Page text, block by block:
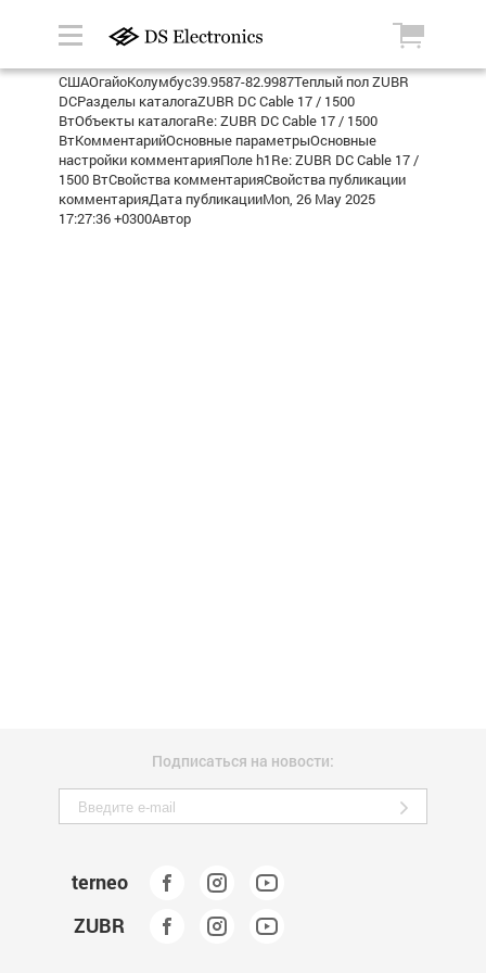
СШАОгайоКолумбус39.9587-82.9987Теплый пол ZUBR
DCРазделы каталогаZUBR DC Cable 17 / 1500
ВтОбъекты каталогаRe: ZUBR DC Cable 17 / 1500
ВтКомментарийОсновные параметрыОсновные
настройки комментарияПоле h1Re: ZUBR DC Cable 17 /
1500 ВтСвойства комментарияСвойства публикации
комментарияДата публикацииMon, 26 May 2025
17:27:36 +0300Автор
Подписаться на новости:
terneo
ZUBR